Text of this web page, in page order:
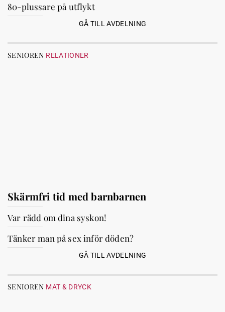
80-plussare på utflykt
GÅ TILL AVDELNING
SENIOREN RELATIONER
Skärmfri tid med barnbarnen
Var rädd om dina syskon!
Tänker man på sex inför döden?
GÅ TILL AVDELNING
SENIOREN MAT & DRYCK